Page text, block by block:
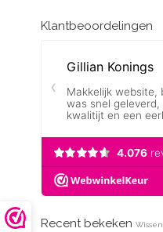
Klantbeoordelingen
Recent bekeken Wissen